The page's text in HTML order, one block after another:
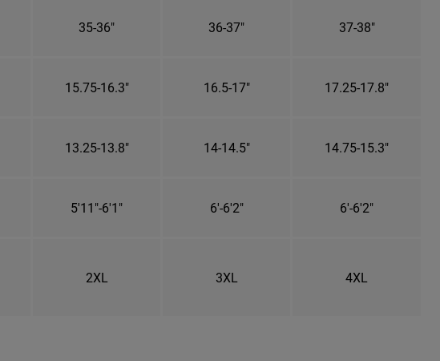
35-36" 36-37" 37-38"
15.75-16.3" 16.5-17" 17.25-17.8"
13.25-13.8" 14-14.5" 14.75-15.3"
5'11"-6'1" 6'-6'2" 6'-6'2"
2XL 3XL 4XL